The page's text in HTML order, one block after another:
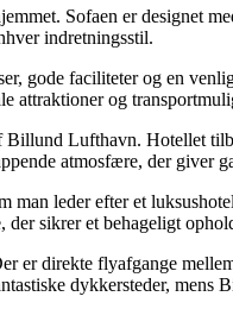
Sofaen er designet
indretningsstil.
faciliteter og en
attraktioner og
Lufthavn. Hotellet
atmosfære, der giver
leder efter et
sikrer et behageligt
er direkte flyafgange
dykkersteder,